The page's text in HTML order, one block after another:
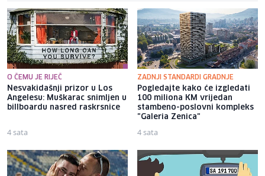
O ČEMU JE RIJEČ
Nesvakidašnji prizor u Los
Angelesu: Muškarac snimljen u
billboardu nasred raskrsnice
4 sata
ZADNJI STANDARDI GRADNJE
Pogledajte kako će izgledati
100 miliona KM vrijedan
stambeno-poslovni kompleks
"Galeria Zenica"
4 sata